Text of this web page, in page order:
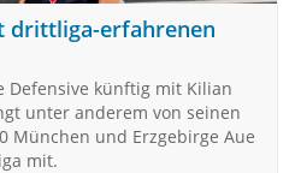
drittliga-erfahrenen
Defensive künftig mit Kilian
unter anderem von seinen
München und Erzgebirge Aue
mit.